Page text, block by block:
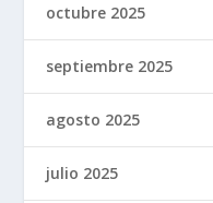
octubre 2025
septiembre 2025
agosto 2025
julio 2025